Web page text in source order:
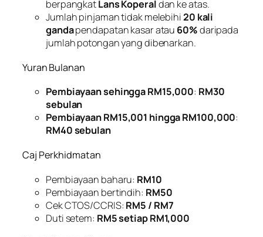
berpangkatLans Koperaldan ke atas.
Jumlah pinjaman tidak melebihi20 kali
gandapendapatan kasar atau 60%daripada
jumlah potongan yang dibenarkan.
Yuran Bulanan
Pembiayaan sehingga RM15,000: RM30
sebulan
Pembiayaan RM15,001 hingga RM100,000:
RM40 sebulan
Caj Perkhidmatan
Pembiayaan baharu: RM10
Pembiayaan bertindih: RM50
Cek CTOS/CCRIS: RM5 / RM7
Duti setem: RM5 setiap RM1,000